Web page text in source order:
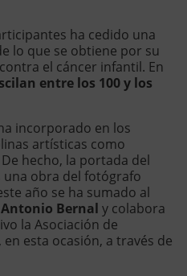
ha cedido una
lo que se obtiene por su
el cáncer infantil. En
entre los 100 y los
incorporado en los
artísticas como
hecho, la portada del
una obra del fotógrafo
año se ha sumado al
Antonio Bernal y colabora
la Asociación de
esta ocasión, a través de